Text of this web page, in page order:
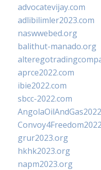
advocatevijay.com
adlibilimler2023.com
naswwebed.org
balithut-manado.org
aprce2022.com
ibie2022.com
sbcc-2022.com
grur2023.org
hkhk2023.org
napm2023.org